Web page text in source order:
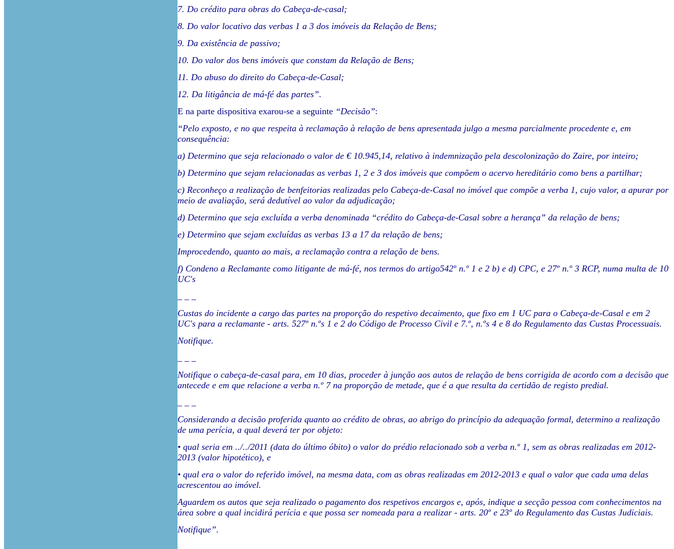
7. Do crédito para obras do Cabeça-de-casal;
8. Do valor locativo das verbas 1 a 3 dos imóveis da Relação de Bens;
9. Da existência de passivo;
10. Do valor dos bens imóveis que constam da Relação de Bens;
11. Do abuso do direito do Cabeça-de-Casal;
12. Da litigância de má-fé das partes”.
E na parte dispositiva exarou-se a seguinte “Decisão”:
“Pelo exposto, e no que respeita à reclamação à relação de bens apresentada julgo a mesma parcialmente procedente e, em
consequência:
a) Determino que seja relacionado o valor de € 10.945,14, relativo à indemnização pela descolonização do Zaire, por inteiro;
b) Determino que sejam relacionadas as verbas 1, 2 e 3 dos imóveis que compõem o acervo hereditário como bens a partilhar;
c) Reconheço a realização de benfeitorias realizadas pelo Cabeça-de-Casal no imóvel que compõe a verba 1, cujo valor, a apurar por
meio de avaliação, será dedutível ao valor da adjudicação;
d) Determino que seja excluída a verba denominada “crédito do Cabeça-de-Casal sobre a herança” da relação de bens;
e) Determino que sejam excluídas as verbas 13 a 17 da relação de bens;
Improcedendo, quanto ao mais, a reclamação contra a relação de bens.
f) Condeno a Reclamante como litigante de má-fé, nos termos do artigo542º n.º 1 e 2 b) e d) CPC, e 27º n.º 3 RCP, numa multa de 10
UC's
Custas do incidente a cargo das partes na proporção do respetivo decaimento, que fixo em 1 UC para o Cabeça-de-Casal e em 2
UC's para a reclamante - arts. 527º n.ºs 1 e 2 do Código de Processo Civil e 7.º, n.ºs 4 e 8 do Regulamento das Custas Processuais.
Notifique.
Notifique o cabeça-de-casal para, em 10 dias, proceder à junção aos autos de relação de bens corrigida de acordo com a decisão que
antecede e em que relacione a verba n.º 7 na proporção de metade, que é a que resulta da certidão de registo predial.
Considerando a decisão proferida quanto ao crédito de obras, ao abrigo do princípio da adequação formal, determino a realização
de uma perícia, a qual deverá ter por objeto:
• qual seria em ../../2011 (data do último óbito) o valor do prédio relacionado sob a verba n.º 1, sem as obras realizadas em 2012-
2013 (valor hipotético), e
• qual era o valor do referido imóvel, na mesma data, com as obras realizadas em 2012-2013 e qual o valor que cada uma delas
acrescentou ao imóvel.
Aguardem os autos que seja realizado o pagamento dos respetivos encargos e, após, indique a secção pessoa com conhecimentos na
área sobre a qual incidirá perícia e que possa ser nomeada para a realizar - arts. 20º e 23º do Regulamento das Custas Judiciais.
Notifique”.